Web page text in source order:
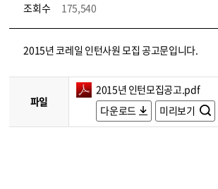
조회수
175,540
코레일소개_경영공시_채용공고 상세보기 – 내용, 파일, 담당자 연락처로 구성
2015년 코레일 인턴사원 모집 공고문입니다.
파일
2015년 인턴모집공고.pdf
다운로드
미리보기